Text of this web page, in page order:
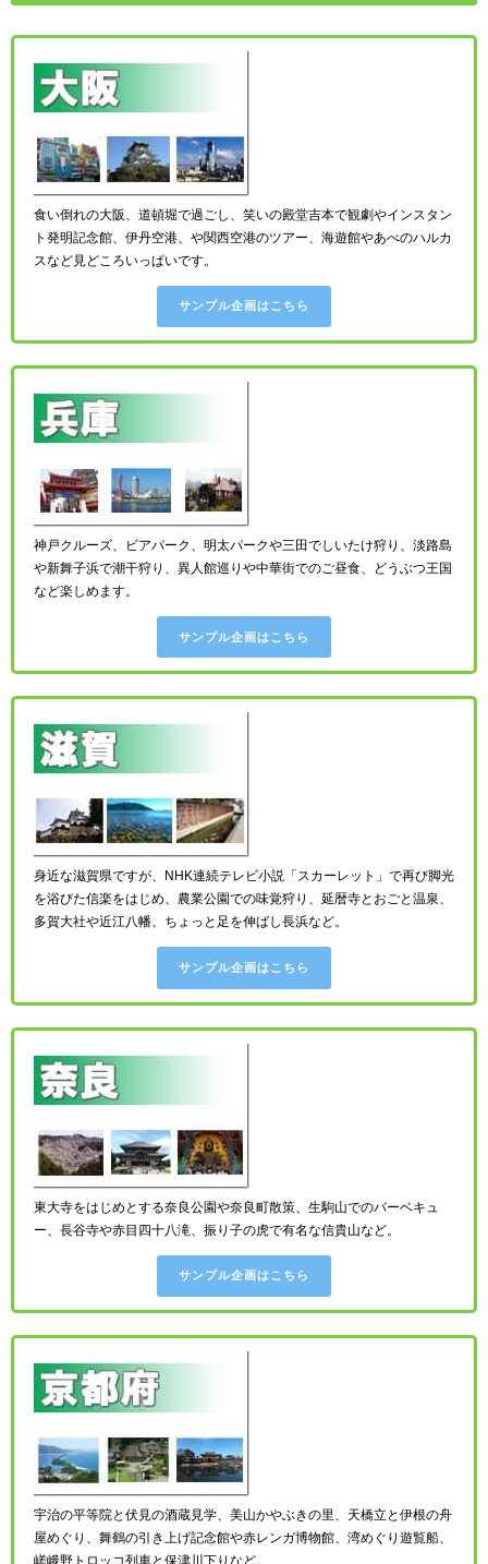
食い倒れの大阪、道頓堀で過ごし、笑いの殿堂吉本で観劇やインスタン
ト発明記念館、伊丹空港、や関西空港のツアー、海遊館やあべのハルカ
スなど見どころいっぱいです。
サンプル企画はこちら
神戸クルーズ、ビアパーク、明太パークや三田でしいたけ狩り、淡路島
や新舞子浜で潮干狩り、異人館巡りや中華街でのご昼食、どうぶつ王国
など楽しめます。
サンプル企画はこちら
身近な滋賀県ですが、NHK連続テレビ小説「スカーレット」で再び脚光
を浴びた信楽をはじめ、農業公園での味覚狩り、延暦寺とおごと温泉、
多賀大社や近江八幡、ちょっと足を伸ばし長浜など。
サンプル企画はこちら
東大寺をはじめとする奈良公園や奈良町散策、生駒山でのバーベキュ
ー、長谷寺や赤目四十八滝、振り子の虎で有名な信貴山など。
サンプル企画はこちら
宇治の平等院と伏見の酒蔵見学、美山かやぶきの里、天橋立と伊根の舟
屋めぐり、舞鶴の引き上げ記念館や赤レンガ博物館、湾めぐり遊覧船、
嵯峨野トロッコ列車と保津川下りなど。